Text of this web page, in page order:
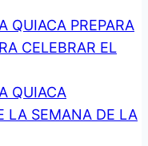
QUIACA PREPARA
CELEBRAR EL
QUIACA
LA SEMANA DE LA